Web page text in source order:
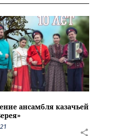
ансамбля казачьей